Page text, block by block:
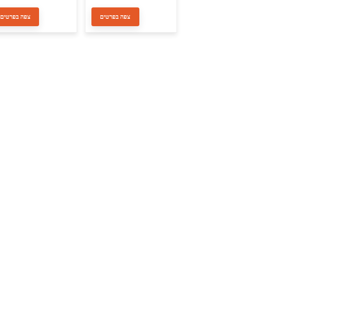
צפה בפרטים צפה בפרטים